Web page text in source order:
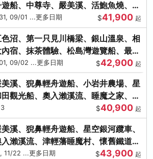
船、中尊寺、嚴美溪、活鮑魚燒、烤
09/01 ...更多日期 $41,900 起
沼、第一只見川橋梁、銀山溫泉、相
宿、抹茶體驗、松島灣遊覽船、最上
09/02 ...更多日期 $42,900 起
溪、猊鼻輕舟遊船、小岩井農場、星
觀光船、奧入瀨溪流、睡魔之家、朱
）
$40,900 起
溪、猊鼻輕舟遊船、星空銀河纜車、
瀨溪流、津輕藩睡魔村、懷舊鐵道
11/22 ...更多日期 $43,900 起